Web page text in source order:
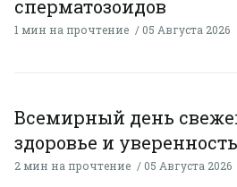
сперматозоидов
1 мин на прочтение 05 Августа 2026
Всемирный день
здоровье и уверенность
2 мин на прочтение 05 Августа 2026